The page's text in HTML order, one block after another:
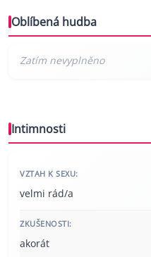
Oblíbená hudba
Intimnosti
VZTAH K SEXU:
velmi rád/a
ZKUŠENOSTI:
akorát